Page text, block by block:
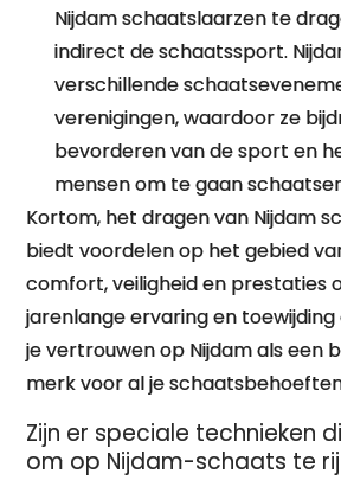
Nijdam schaatslaarzen te
indirect de schaatssport.
verschillende
verenigingen, waardoor ze
bevorderen van de sport en
mensen om te gaan
Kortom, het dragen van Nijdam
biedt voordelen op het gebied
comfort, veiligheid en prestaties
jarenlange ervaring en
je vertrouwen op Nijdam als een
merk voor al je
Zijn er speciale technieken
om op Nijdam-schaats te